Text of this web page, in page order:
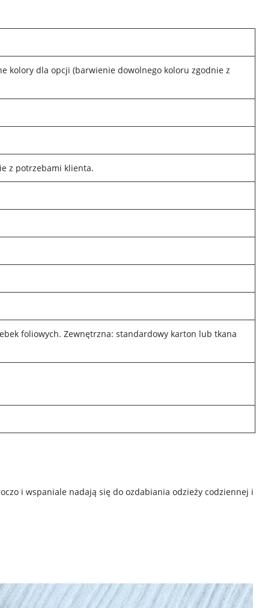
kolory dla opcji (barwienie dowolnego koloru zgodnie z
z potrzebami klienta.
foliowych. Zewnętrzna: standardowy karton lub tkana
i wspaniale nadają się do ozdabiania odzieży codziennej i